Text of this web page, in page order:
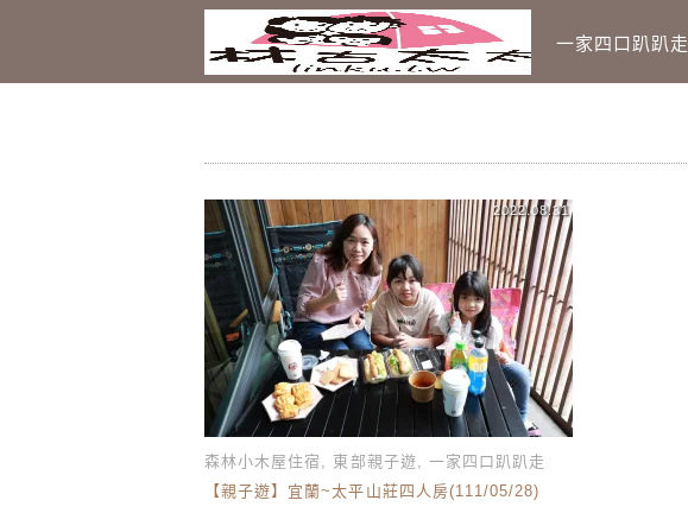
Main Menu
一家四口趴趴走
森林小木屋住宿 , 東部親子遊, 一家四口趴趴走
2022.08.31
【親子遊】宜蘭~太平山莊四人房(111/05/28)